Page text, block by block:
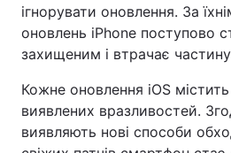
ігнорувати оновлення. За
оновлень iPhone поступово
захищеним і втрачає
Кожне оновлення iOS
виявлених вразливостей.
виявляють нові способи